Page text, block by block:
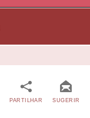
SUGERIR
PARTILHAR